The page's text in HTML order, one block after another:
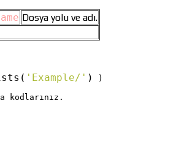
Dosya yolu ve adı.
'Example/' )
)
kodlarınız.